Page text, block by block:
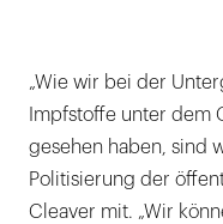
„Wie wir bei der
Impfstoffe unter dem
gesehen haben, sind
Politisierung der
Cleaver mit. „Wir